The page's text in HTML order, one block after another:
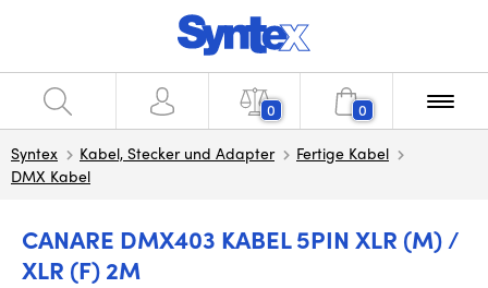
0 0
Syntex Kabel, Stecker und Adapter
Fertige Kabel
DMX Kabel
CANARE DMX403 KABEL 5PIN XLR (M) /
XLR (F) 2M